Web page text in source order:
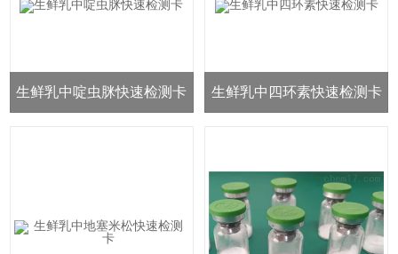
生鲜乳中啶虫脒快速检测卡 生鲜乳中四环素快速检测卡